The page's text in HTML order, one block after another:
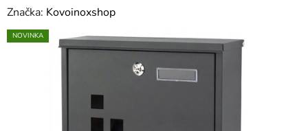
Značka: Kovoinoxshop
NOVINKA